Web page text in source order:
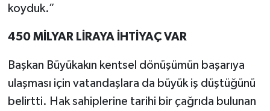
koyduk.”
450 MİLYAR LİRAYA İHTİYAÇ VAR
Başkan Büyükakın kentsel dönüşümün başarıya
ulaşması için vatandaşlara da büyük iş düştüğünü
belirtti. Hak sahiplerine tarihi bir çağrıda bulunan